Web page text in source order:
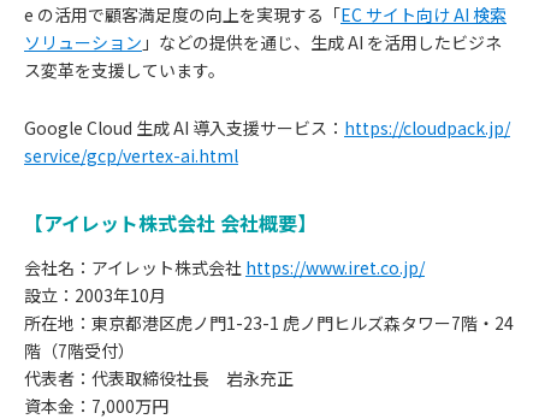
e の活用で顧客満足度の向上を実現する「EC サイト向け AI 検索
ソリューション 」などの提供を通じ、生成 AI を活用したビジネ
ス変革を支援しています。
Google Cloud 生成 AI 導入支援サービス： https://cloudpack.jp/
service/gcp/vertex-ai.html
【アイレット株式会社 会社概要】
会社名：アイレット株式会社 https://www.iret.co.jp/
設立：2003年10月
所在地：東京都港区虎ノ門1-23-1 虎ノ門ヒルズ森タワー7階・24
階（7階受付）
代表者：代表取締役社長 岩永充正
資本金：7,000万円